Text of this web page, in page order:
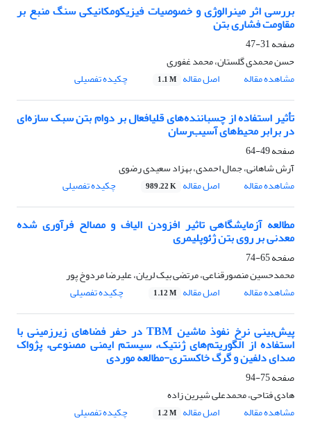
بررسی اثر مینرالوژی و خصوصیات فیزیکومکانیکی سنگ منبع بر
مقاومت فشاری بتن
صفحه31-47
حسن محمدی گلستان، محمد غفوری
مشاهده مقاله
اصل مقاله 1.1 M چکیده تفصیلی
تأثیر استفاده از چسباننده‌های قلیافعال بر دوام بتن سبک سازه‌ای
در برابر محیط‌های آسیب‌رسان
صفحه49-64
آرش شاهانی، جمال احمدی، بهزاد سعیدی رضوی
مشاهده مقاله
اصل مقاله 989.22 K چکیده تفصیلی
مطالعه آزمایشگاهی تاثیر افزودن الیاف و مصالح فرآوری شده
معدنی بر روی بتن ژئوپلیمری
صفحه65-74
محمدحسین منصورقناعی، مرتضی بیک لریان، علیرضا مردوخ پور
مشاهده مقاله
اصل مقاله 1.12 M چکیده تفصیلی
پیش‌بینی نرخ نفوذ ماشین‌ TBM در حفر فضاهای زیرزمینی با
استفاده از الگوریتم‌های ژنتیک، سیستم ایمنی مصنوعی، پژواک
صدای دلفین و گرگ خاکستری-مطالعه موردی
صفحه75-94
هادی فتاحی، محمدعلی شیرین زاده
مشاهده مقاله
اصل مقاله 1.2 M چکیده تفصیلی